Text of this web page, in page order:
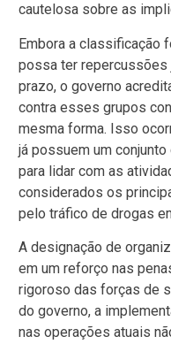
cautelosa sobre as
Embora a classificação
possa ter repercussões
prazo, o governo
contra esses grupos
mesma forma. Isso
já possuem um
para lidar com as
considerados os
pelo tráfico de drogas
A designação de
em um reforço nas
rigoroso das forças de
do governo, a
nas operações atuais